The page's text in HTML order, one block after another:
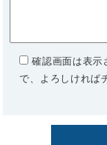
確認画面は表示
で、よろしければ